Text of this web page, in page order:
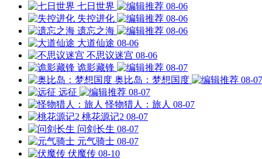
七日世界
08-06
失控进化
08-06
遗忘之海
08-06
大道仙途 08-06
不思议迷宫 08-06
诡影藏锋
08-07
奥比岛：梦想国度
08-07
远征
08-07
怪物猎人：旅人 08-07
桃花源记2 08-07
问剑长生 08-07
元气骑士 08-07
伏魔传 08-10